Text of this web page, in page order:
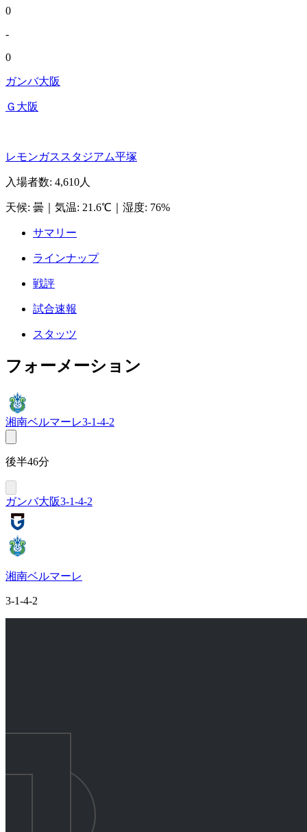
0
-
0
ガンバ大阪
Ｇ大阪
レモンガススタジアム平塚
入場者数: 4,610人
天候: 曇 気温: 21.6℃ 湿度: 76%
サマリー
ラインナップ
戦評
試合速報
スタッツ
フォーメーション
湘南ベルマーレ3-1-4-2
後半46分
ガンバ大阪3-1-4-2
湘南ベルマーレ
3-1-4-2